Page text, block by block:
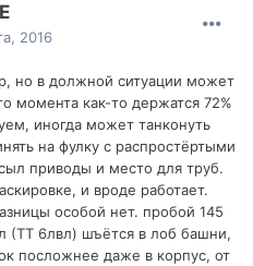
2016
но в должной ситуации может
момента как-то держатся 72%
иногда может танконуть
на фулку с распростёртыми
приводы и место для труб.
и вроде работает.
особой нет. пробой 145
(ТТ 6лвл) шъётся в лоб башни,
посложнее даже в корпус, от